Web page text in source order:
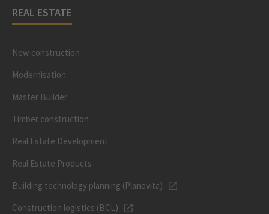
REAL ESTATE
New construction
Modernisation
Master Builder
Timber construction
Real Estate Development
Real Estate Products
Building technology planning (Planovita)
Construction logistics (BCL)